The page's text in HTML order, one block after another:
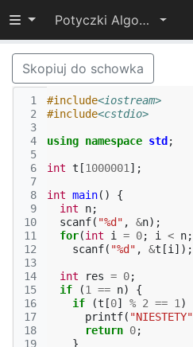
Przełącz widoczność menu
Potyczki Algorytmiczne 2015
Skopiuj do schowka
1
2
3
4
5
6
7
8
9
10
11
12
13
14
15
16
17
18
19
#include<iostream>
#include<cstdio>
using namespace std ;
int t [1000001 ];
int main()
{
int
n;
scanf( "%d" , &n);
for(int i = 0; i < n;
scanf( "%d" , &t [i ]);
int res = 0;
if
(1 == n)
{
if
(t [0] % 2 == 1 )
printf( "NIESTETY"
return 0;
}